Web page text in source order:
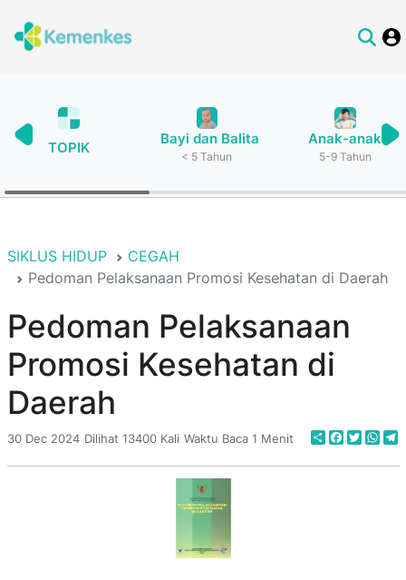
TOPIK
Bayi dan Balita
< 5 Tahun
Anak-anak
5-9 Tahun
SIKLUS HIDUP
CEGAH
Pedoman Pelaksanaan Promosi Kesehatan di Daerah
Pedoman Pelaksanaan
Promosi Kesehatan di
Daerah
30 Dec 2024 Dilihat 13400 Kali Waktu Baca 1 Menit Share